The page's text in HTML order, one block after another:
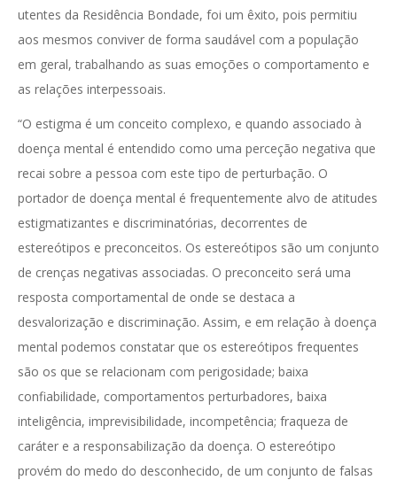
utentes da Residência Bondade, foi um êxito, pois permitiu
aos mesmos conviver de forma saudável com a população
em geral, trabalhando as suas emoções o comportamento e
as relações interpessoais.
“O estigma é um conceito complexo, e quando associado à
doença mental é entendido como uma perceção negativa que
recai sobre a pessoa com este tipo de perturbação. O
portador de doença mental é frequentemente alvo de atitudes
estigmatizantes e discriminatórias, decorrentes de
estereótipos e preconceitos. Os estereótipos são um conjunto
de crenças negativas associadas. O preconceito será uma
resposta comportamental de onde se destaca a
desvalorização e discriminação. Assim, e em relação à doença
mental podemos constatar que os estereótipos frequentes
são os que se relacionam com perigosidade; baixa
confiabilidade, comportamentos perturbadores, baixa
inteligência, imprevisibilidade, incompetência; fraqueza de
caráter e a responsabilização da doença. O estereótipo
provém do medo do desconhecido, de um conjunto de falsas